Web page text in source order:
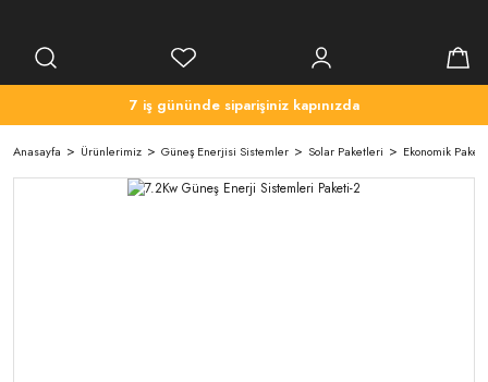
7 iş gününde siparişiniz kapınızda
Anasayfa Ürünlerimiz Güneş Enerjisi Sistemler Solar Paketleri Ekonomik Paket